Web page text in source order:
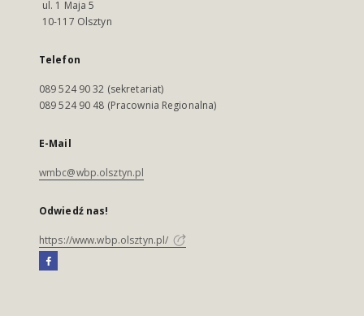
ul. 1 Maja 5
10-117 Olsztyn
Telefon
089 524 90 32 (sekretariat)
089 524 90 48 (Pracownia Regionalna)
E-Mail
wmbc@wbp.olsztyn.pl
Odwiedź nas!
https://www.wbp.olsztyn.pl/